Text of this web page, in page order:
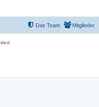
Mitglieder
Das Team